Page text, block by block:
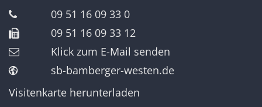
09 51 16 09 33 0
09 51 16 09 33 12
Klick zum E-Mail senden
sb-bamberger-westen.de
Visitenkarte herunterladen